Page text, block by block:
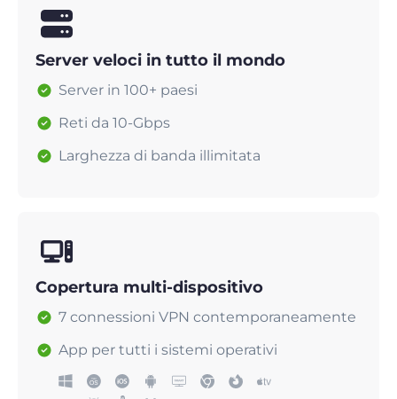
Server veloci in tutto il mondo
Server in 100+ paesi
Reti da 10-Gbps
Larghezza di banda illimitata
Copertura multi-dispositivo
7 connessioni VPN contemporaneamente
App per tutti i sistemi operativi